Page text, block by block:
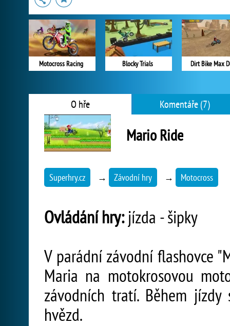
Motocross Racing Blocky Trials Dirt Bike Max
O hře Komentáře (7)
Mario Ride
Superhry.cz → Závodní hry → Motocross
Ovládání hry:jízda - šipky
V parádní závodní flashovce
Maria na motokrosovou
závodních tratí. Během
hvězd.